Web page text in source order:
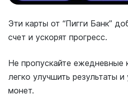
Эти карты от “Пигги Банк”
счет и ускорят прогресс.
Не пропускайте
легко улучшить результаты и
монет.